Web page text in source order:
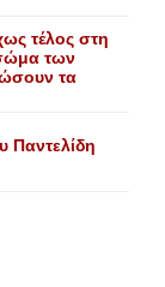
τέλος στη
των
τα
Παντελίδη